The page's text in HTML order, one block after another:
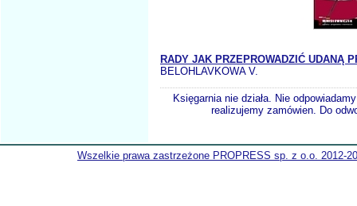
RADY JAK PRZEPROWADZIĆ UDANĄ
BELOHLAVKOWA V.
Księgarnia nie działa. Nie
realizujemy zamówien. Do
Wszelkie prawa zastrzeżone PROPRESS sp. z o.o. 2012-